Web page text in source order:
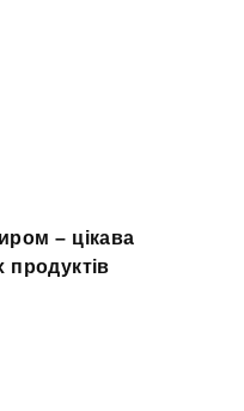
– цікава
продуктів